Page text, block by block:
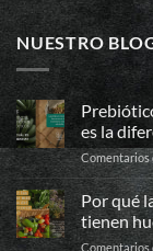
NUESTRO
es la
Comentarios
Por qué
tienen
Comentarios